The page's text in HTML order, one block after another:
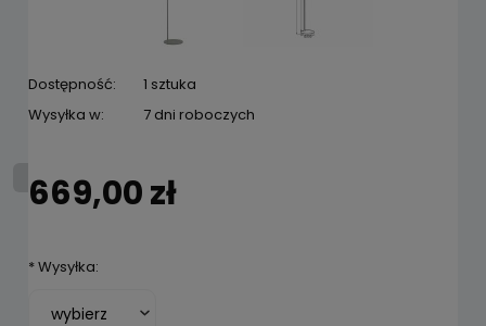
Dostępność:
1 sztuka
Wysyłka w:
7 dni roboczych
669,00 zł
*Wysyłka: